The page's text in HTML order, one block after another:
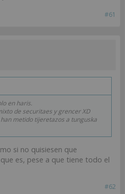
#61
en haris.
de securitaes y grencer XD
metido tijeretazos a tunguska
si no quisiesen que
es, pese a que tiene todo el
#62